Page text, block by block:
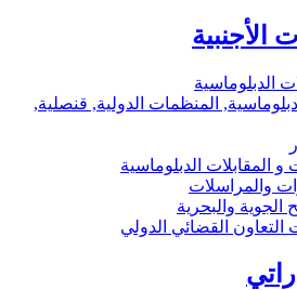
الأجنبية
الدبلوماسية
المنظمات الدولية, قنصلية,
و المقابلات الدبلوماسية
والمراسلات
الجوية والبحرية
القضائي الدولي